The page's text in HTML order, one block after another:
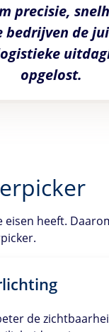
precisie,
bedrijven de
opgelost.
heeft.
de